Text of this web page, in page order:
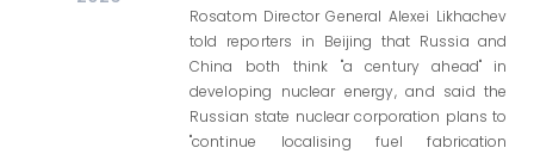
Rosatom Director General Alexei Likhachev
told reporters in Beijing that Russia and
China both think "a century ahead" in
developing nuclear energy, and said the
Russian state nuclear corporation plans to
"continue localising fuel fabrication